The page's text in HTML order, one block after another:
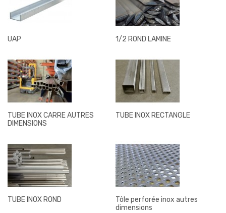
UAP 1/2 ROND LAMINE
TUBE INOX CARRE AUTRES
DIMENSIONS
TUBE INOX RECTANGLE
TUBE INOX ROND
Tôle perforée inox autres
dimensions